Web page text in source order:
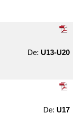
U13-U20
U17